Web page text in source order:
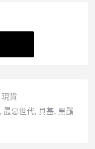
現貨
, 最惡世代, 貝基, 黑鬍